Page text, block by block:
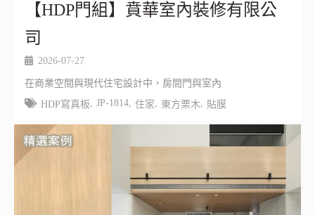
【HDP門組】賁華室內裝修有限公
司
2026-07-27
在商業空間與現代住宅設計中，房間門與室內
HDP寫真板, JP-1814, 住家, 東方栗木, 貼膜